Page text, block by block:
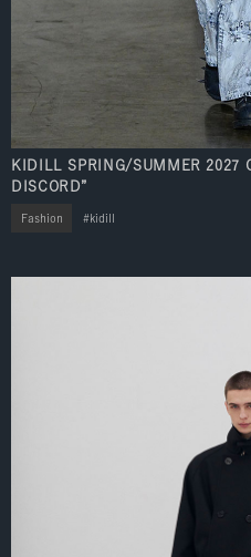
KIDILL SPRING/SUMMER 2027
DISCORD”
Fashion kidill